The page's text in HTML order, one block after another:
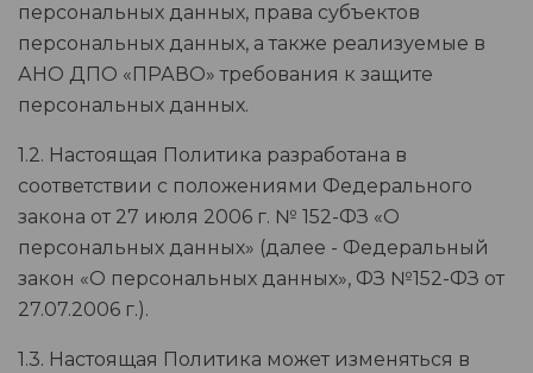
персональных данных, права субъектов
персональных данных, а также реализуемые в
АНО ДПО «ПРАВО» требования к защите
персональных данных.
1.2. Настоящая Политика разработана в
соответствии с положениями Федерального
закона от 27 июля 2006 г. № 152-ФЗ «О
персональных данных» (далее - Федеральный
закон «О персональных данных», ФЗ №152-ФЗ от
27.07.2006 г.).
1.3. Настоящая Политика может изменяться в